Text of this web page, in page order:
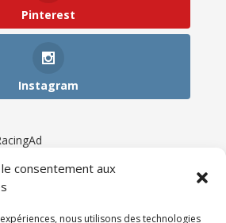
consentement aux
nous utilisons des technologies
Pinterest
Instagram